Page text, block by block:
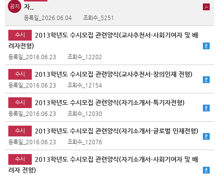
자..
등록일_2026.06.04 조회수_5251
수시
2013학년도 수시모집 관련양식(교사추천서-사회기여자 및 배
려자전형)
등록일_2016.06.23 조회수_12202
수시 2013학년도 수시모집 관련양식(교사추천서-창의인재 전형)
등록일_2016.06.23 조회수_12154
수시 2013학년도 수시모집 관련양식(자기소개서-특기자전형)
등록일_2016.06.23 조회수_12030
수시 2013학년도 수시모집 관련양식(자기소개서-글로벌 인재전형)
등록일_2016.06.23 조회수_12076
수시
2013학년도 수시모집 관련양식(자기소개서-사회기여자 및 배
려자 전형)